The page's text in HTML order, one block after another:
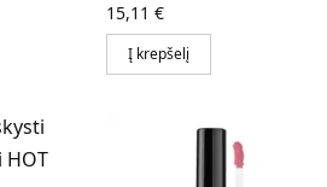
15,11 €
Į krepšelį